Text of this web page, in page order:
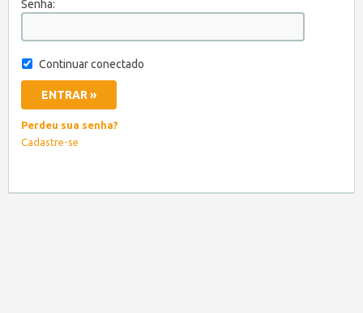
Senha:
Continuar conectado
Perdeu sua senha?
Cadastre-se